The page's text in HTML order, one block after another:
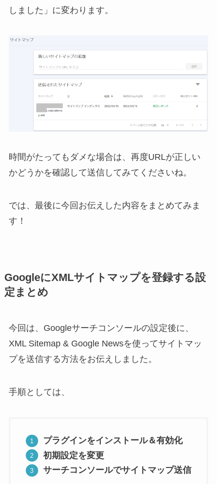
しました」に変わります。
時間がたってもダメな場合は、再度URLが正しい
かどうかを確認して送信してみてくださいね。
では、最後に今回お伝えした内容をまとめてみま
す！
GoogleにXMLサイトマップを登録する設
定まとめ
今回は、Googleサーチコンソールの設定後に、
XML Sitemap & Google Newsを使ってサイトマッ
プを送信する方法をお伝えしました。
手順としては、
プラグインをインストール＆有効化
初期設定を変更
サーチコンソールでサイトマップ送信